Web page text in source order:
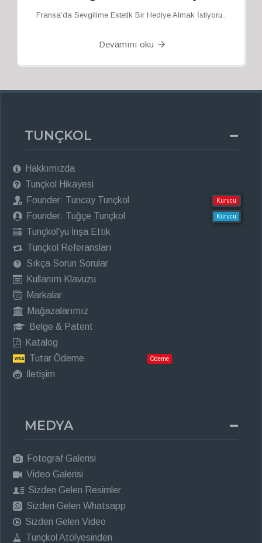
Fransa’da Sevgilime Estetik Bir Hediye Almak İstiyoru..
Devamını oku
TUNÇKOL
Hakkımızda
Tunçkol Hikayesi
Founder: Tuncay Tunçkol
Kurucu
Founder: Tuğçe Tunçkol Kurucu
Tunçkol'yu İnşa Ettik
Tunçkol Referansları
Sıkça Sorun Sorular
Kullanım Klavuzu
Markalar
Mağazalarımız
Belge & Patent
Katalog
Tutar Ödeme
Ödeme
İletişim
MEDYA
Fotograf Galerisi
Video Galerisi
Sizden Gelen Resimler
Sizden Gelen Whatsapp
Sizden Gelen Video
Tunçkol Atölyesinden